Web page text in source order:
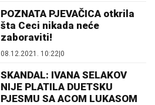
POZNATA PJEVAČICA otkrila
šta Ceci nikada neće
zaboraviti!
08.12.2021. 10:22|0
SKANDAL: IVANA SELAKOV
NIJE PLATILA DUETSKU
PJESMU SA ACOM LUKASOM